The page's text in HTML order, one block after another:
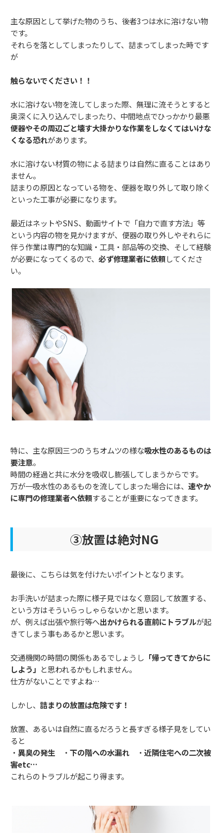
主な原因として挙げた物のうち、後者3つは水に溶けない物
です。
それらを落としてしまったりして、詰まってしまった時です
が
触らないでください！！
水に溶けない物を流してしまった際、無理に流そうとすると
奥深くに入り込んでしまったり、中間地点でひっかかり最悪
便器やその周辺ごと壊す大掛かりな作業をしなくてはいけな
くなる恐れがあります。
水に溶けない材質の物による詰まりは自然に直ることはあり
ません。
詰まりの原因となっている物を、便器を取り外して取り除く
といった工事が必要になります。
最近はネットやSNS、動画サイトで「自力で直す方法」等
という内容の物を見かけますが、便器の取り外しやそれらに
伴う作業は専門的な知識・工具・部品等の交換、そして経験
が必要になってくるので、 必ず修理業者に依頼してくださ
い。
特に、主な原因三つのうちオムツの様な吸水性のあるものは
要注意。
時間の経過と共に水分を吸収し膨張してしまうからです。
万が一吸水性のあるものを流してしまった場合には、 速やか
に専門の修理業者へ依頼することが重要になってきます。
③放置は絶対NG
最後に、こちらは気を付けたいポイントとなります。
お手洗いが詰まった際に様子見ではなく意図して放置する、
という方はそういらっしゃらないかと思います。
が、例えば出張や旅行等へ出かけられる直前にトラブルが起
きてしまう事もあるかと思います。
交通機関の時間の関係もあるでしょうし 「帰ってきてからに
しよう」 と思われるかもしれません。
仕方がないことですよね…
しかし、 詰まりの放置は危険です！
放置、あるいは自然に直るだろうと長すぎる様子見をしてい
ると
・ 異臭の発生 ・ 下の階への水漏れ ・ 近隣住宅への二次被
害etc…
これらのトラブルが起こり得ます。